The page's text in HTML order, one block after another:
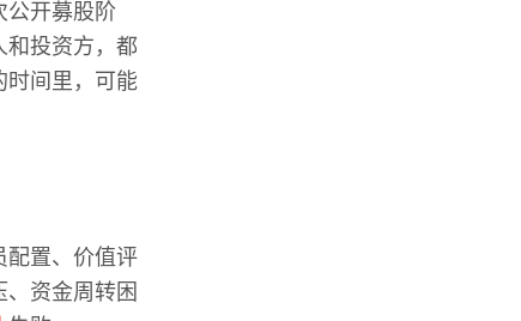
公开募股阶
和投资方，都
时间里，可能
配置、价值评
资金周转困